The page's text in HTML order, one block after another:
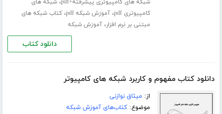
شبکه های کامپیوتری پیشرفته+pdf ،شبکه های
کامپیوتری pdf
،آموزش شبکه pdf ،کتاب شبکه های
مبتنی بر نرم افزار،آموزش شبکه
دانلود کتاب
دانلود کتاب مفهوم و کاربرد شبکه های کامپیوتر
از: میثاق نوازنی
موضوع:کتاب‌های آموزش شبکه